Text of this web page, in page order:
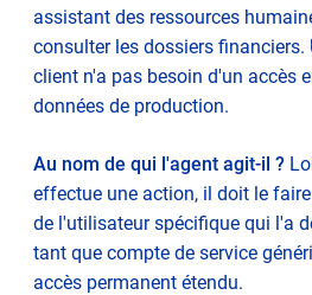
assistant des ressources
consulter les dossiers financiers.
client n'a pas besoin d'un accès
données de production.
Au nom de qui l'agent agit-il ?
effectue une action, il doit le
de l'utilisateur spécifique qui l'a
tant que compte de service
accès permanent étendu.